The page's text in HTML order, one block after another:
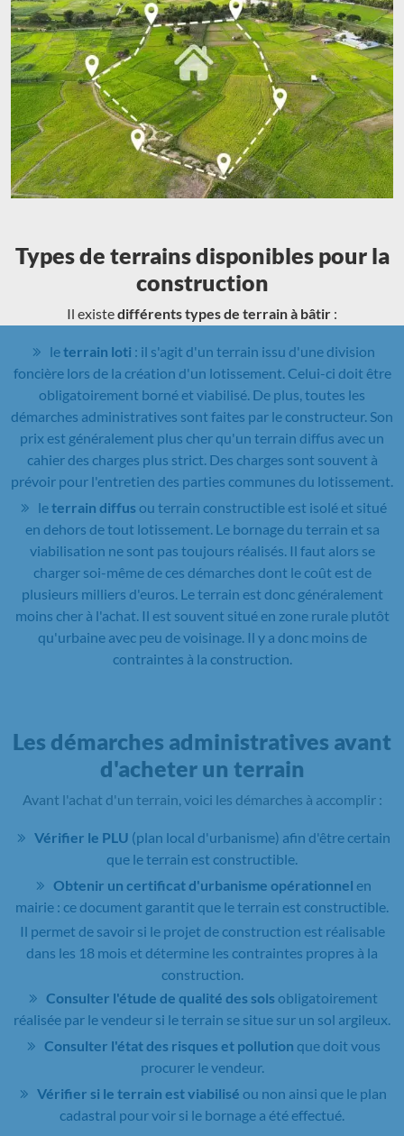
Types de terrains disponibles pour la
construction
Il existedifférents types de terrain à bâtir :
leterrain loti : il s'agit d'un terrain issu d'une division
foncière lors de la création d'un lotissement. Celui-ci doit être
obligatoirement borné et viabilisé. De plus, toutes les
démarches administratives sont faites par le constructeur. Son
prix est généralement plus cher qu'un terrain diffus avec un
cahier des charges plus strict. Des charges sont souvent à
prévoir pour l'entretien des parties communes du lotissement.
leterrain diffusou terrain constructible est isolé et situé
en dehors de tout lotissement. Le bornage du terrain et sa
viabilisation ne sont pas toujours réalisés. Il faut alors se
charger soi-même de ces démarches dont le coût est de
plusieurs milliers d'euros. Le terrain est donc généralement
moins cher à l'achat. Il est souvent situé en zone rurale plutôt
qu'urbaine avec peu de voisinage. Il y a donc moins de
contraintes à la construction.
Les démarches administratives avant
d'acheter un terrain
Avant l'achat d'un terrain, voici les démarches à accomplir :
Vérifier le PLU (plan local d'urbanisme) afin d'être certain
que le terrain est constructible.
Obtenir un certificat d'urbanisme opérationnel en
mairie : ce document garantit que le terrain est constructible.
Il permet de savoir si le projet de construction est réalisable
dans les 18 mois et détermine les contraintes propres à la
construction.
Consulter l'étude de qualité des sols obligatoirement
réalisée par le vendeur si le terrain se situe sur un sol argileux.
Consulter l'état des risques et pollution que doit vous
procurer le vendeur.
Vérifier si le terrain est viabilisé ou non ainsi que le plan
cadastral pour voir si le bornage a été effectué.